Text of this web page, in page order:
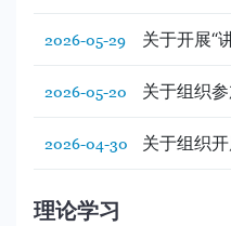
关于开展“
案例征集
2026-05-29
关于组织
2026-05-20
关于组织
2026-04-30
理论学习